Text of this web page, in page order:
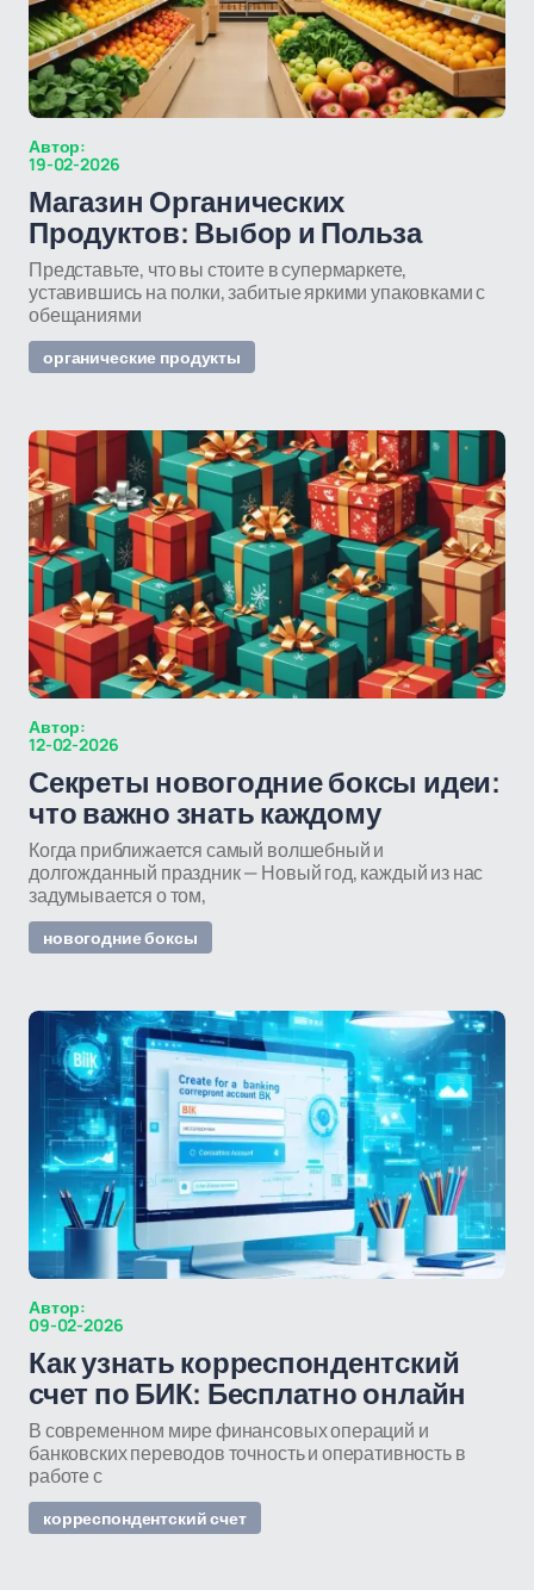
Автор:
19-02-2026
Магазин Органических
Продуктов: Выбор и Польза
Представьте, что вы стоите в супермаркете,
уставившись на полки, забитые яркими упаковками с
обещаниями
органические продукты
Автор:
12-02-2026
Секреты новогодние боксы идеи:
что важно знать каждому
Когда приближается самый волшебный и
долгожданный праздник — Новый год, каждый из нас
задумывается о том,
новогодние боксы
Автор:
09-02-2026
Как узнать корреспондентский
счет по БИК: Бесплатно онлайн
В современном мире финансовых операций и
банковских переводов точность и оперативность в
работе с
корреспондентский счет